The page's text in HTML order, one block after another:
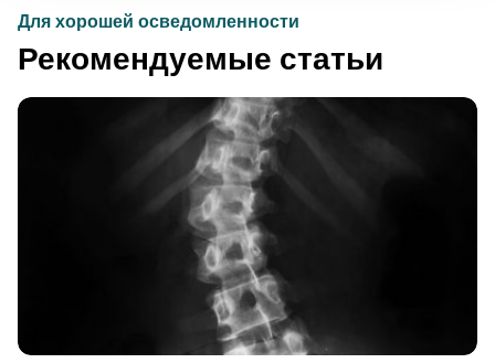
Для хорошей осведомленности
Рекомендуемые статьи